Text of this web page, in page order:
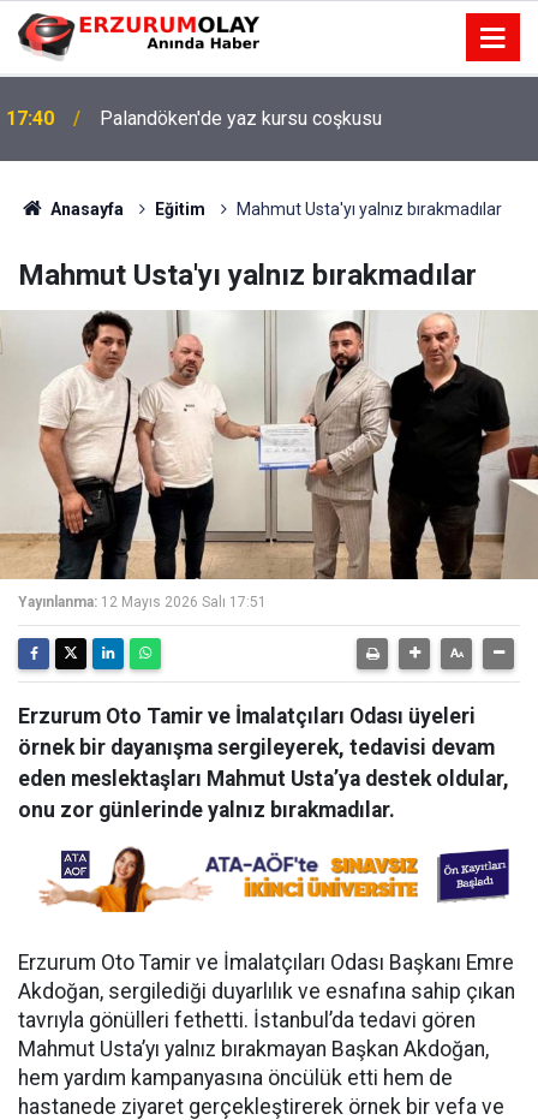
17:40 Palandöken'de yaz kursu coşkusu
Anasayfa Eğitim Mahmut Usta'yı yalnız bırakmadılar
Mahmut Usta'yı yalnız bırakmadılar
Yayınlanma: 12 Mayıs 2026 Salı 17:51
Erzurum Oto Tamir ve İmalatçıları Odası üyeleri
örnek bir dayanışma sergileyerek, tedavisi devam
eden meslektaşları Mahmut Usta’ya destek oldular,
onu zor günlerinde yalnız bırakmadılar.
Erzurum Oto Tamir ve İmalatçıları Odası Başkanı Emre
Akdoğan, sergilediği duyarlılık ve esnafına sahip çıkan
tavrıyla gönülleri fethetti. İstanbul’da tedavi gören
Mahmut Usta’yı yalnız bırakmayan Başkan Akdoğan,
hem yardım kampanyasına öncülük etti hem de
hastanede ziyaret gerçekleştirerek örnek bir vefa ve